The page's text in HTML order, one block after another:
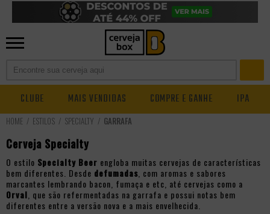
CLUBE MAIS VENDIDAS COMPRE E GANHE IPA
ESTILOS SPECIALTY GARRAFA
Cerveja Specialty
O estilo Specialty Beer engloba muitas cervejas de características
bem diferentes. Desde defumadas , com aromas e sabores
marcantes lembrando bacon, fumaça e etc, até cervejas como a
Orval , que são refermentadas na garrafa e possui notas bem
diferentes entre a versão nova e a mais envelhecida.